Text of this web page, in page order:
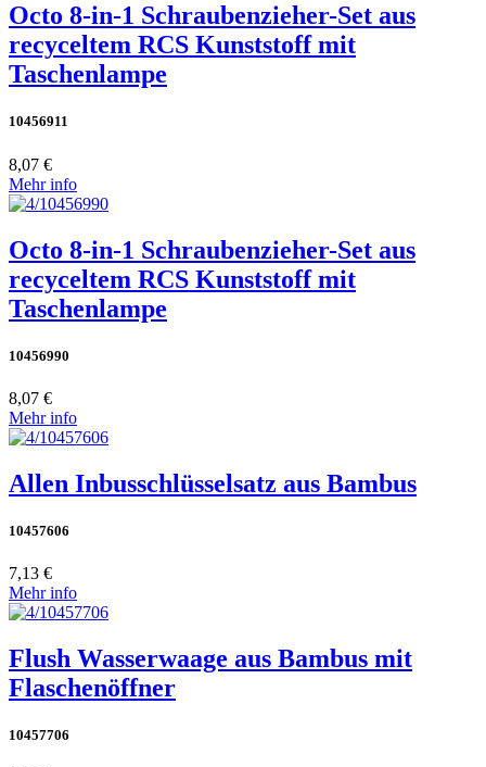
Octo 8-in-1 Schraubenzieher-Set aus
recyceltem RCS Kunststoff mit
Taschenlampe
10456911
8,07 €
Mehr info
Octo 8-in-1 Schraubenzieher-Set aus
recyceltem RCS Kunststoff mit
Taschenlampe
10456990
8,07 €
Mehr info
Allen Inbusschlüsselsatz aus Bambus
10457606
7,13 €
Mehr info
Flush Wasserwaage aus Bambus mit
Flaschenöffner
10457706